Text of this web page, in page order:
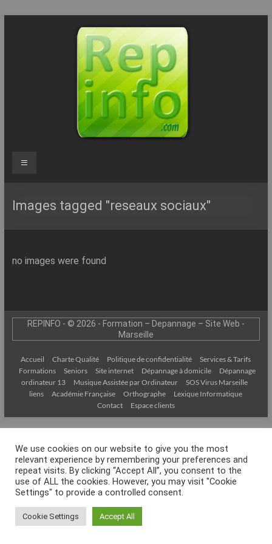
Repinfo.com
Formation
–
Depannage
l’Informatique
Menu
Images tagged "reseaux sociaux"
no images were found
REPINFO - © 2026 - Formation – Depannage – Site Web -
Marseille
Accueil Charte Qualité Politique de confidentialité
Services & Tarifs
Formations
Seniors Site internet Dépannage à domicile
Dépannage
ordinateur 13
Musique Assistée par Ordinateur
SOS Virus Marseille
liens
Académie Française Orthographe
Lexique Informatique
Contact
Espace clients
We use cookies on our website to give you the most
relevant experience by remembering your preferences and
repeat visits. By clicking “Accept All”, you consent to the
use of ALL the cookies. However, you may visit "Cookie
Settings" to provide a controlled consent.
Cookie Settings Accept All